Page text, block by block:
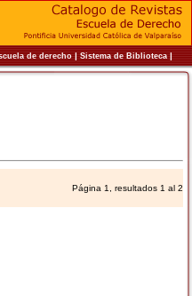
de derecho|Sistema de Biblioteca|
Página 1, resultados 1 al 2